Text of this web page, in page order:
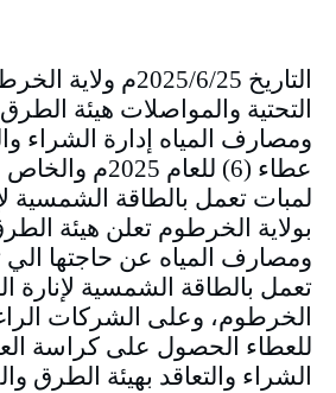
التاريخ 2025/6/25م
التحتية والمواصلات هيئة
ومصارف المياه إدارة الشراء
عطاء (6) للعام
لمبات تعمل بالطاقة الشمسية
بولاية الخرطوم تعلن هيئة
ومصارف المياه عن حاجتها الي
تعمل بالطاقة الشمسية لإنارة
الخرطوم، وعلى الشركات
للعطاء الحصول على كراسة
الشراء والتعاقد بهيئة